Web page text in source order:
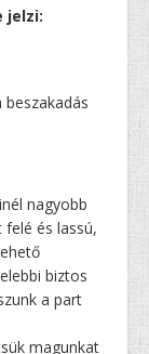
jelzi:
nagyobb
és lassú,
biztos
a part
magunkat